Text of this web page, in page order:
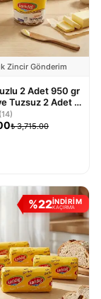
Zincir Gönderim
2 Adet 950 gr
Tuzsuz 2 Adet 1
4'lü Paket
(14)
₺ 3,715.00
%22İNDİRİM
KAÇIRMA